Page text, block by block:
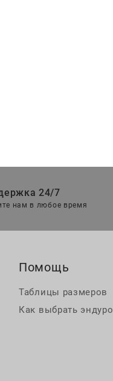
24/7
нам в любое время
Помощь
Таблицы размеров
Как выбрать эндуро